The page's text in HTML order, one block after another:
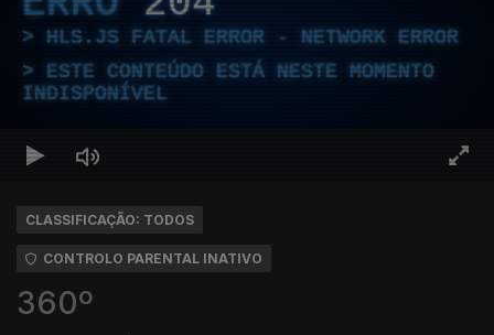
HLS.JS FATAL ERROR - NETWORK ERROR
ESTE CONTEÚDO ESTÁ NESTE MOMENTO
INDISPONÍVEL
CLASSIFICAÇÃO: TODOS
CONTROLO PARENTAL INATIVO
360º